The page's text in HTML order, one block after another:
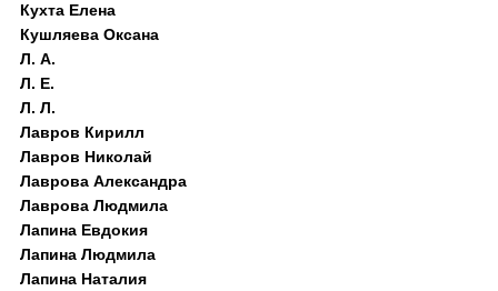
Кухта Елена
Кушляева Оксана
Л. А.
Л. Е.
Л. Л.
Лавров Кирилл
Лавров Николай
Лаврова Александра
Лаврова Людмила
Лапина Евдокия
Лапина Людмила
Лапина Наталия